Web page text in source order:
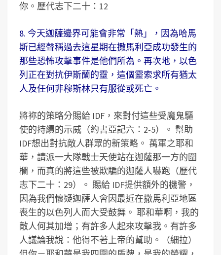
你。歷代志下二十：12
8. 今天迦薩邊界可能會非常「熱」，因為哈馬
斯已經聲稱過去這星期在撒馬利亞成功發生的
那些恐怖攻擊事件是他們所為。再次地，以色
列正在對抗伊斯蘭的靈，這個靈索求所有猶太
人及任何非穆斯林只有服從或死亡。
將祢的策略分賜給 IDF，來對付這些受魔鬼驅
使的持續的示威（約書亞記六：2-5）。 幫助
IDF想出對抗敵人群眾的新策略。 萬軍之耶和
華，請派一大隊戰士天使站在迦薩那一方的圍
欄，而真的將這些被欺騙的迦薩人嚇跑（歷代
志下二十：29）。 賜給 IDF提供額外的機警，
因為我們懷疑迦薩人會因最近在撒馬利亞地區
喪生的以色列人而大受鼓舞。 耶和華啊，我的
敵人何其加增；有許多人起來攻擊我。有許多
人議論我說：他得不著上帝的幫助。（細拉）